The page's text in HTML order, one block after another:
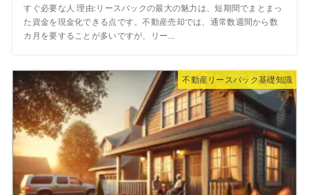
すぐ必要な人 理由:リースバックの最大の魅力は、短期間でまとまっ
た資金を現金化できる点です。不動産売却では、通常数週間から数
カ月を要することが多いですが、リー...
不動産リースバック基礎知識